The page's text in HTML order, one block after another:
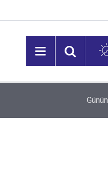
Bilişim 500